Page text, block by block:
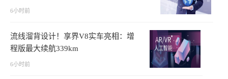
6小时前
流线溜背设计！享界V8实车亮相：增
程版最大续航339km
6小时前